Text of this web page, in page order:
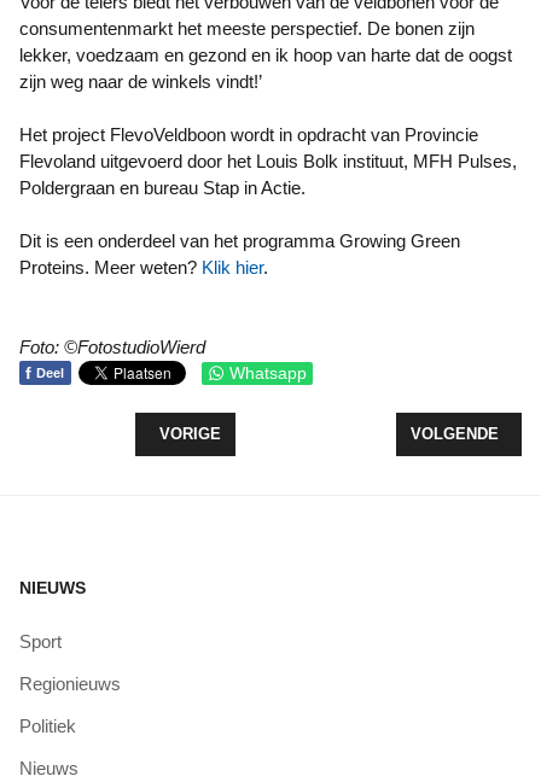
consumentenmarkt het meeste perspectief. De bonen zijn
lekker, voedzaam en gezond en ik hoop van harte dat de oogst
zijn weg naar de winkels vindt!’
Het project FlevoVeldboon wordt in opdracht van Provincie
Flevoland uitgevoerd door het Louis Bolk instituut, MFH Pulses,
Poldergraan en bureau Stap in Actie.
Dit is een onderdeel van het programma Growing Green
Proteins. Meer weten? Klik hier.
Foto: ©FotostudioWierd
f Deel Whatsapp
VORIG ARTIKEL: NIEUWE NOODVERORDENING
VORIGE VOLGENDE
VOLGENDE
NIEUWS
Sport
Regionieuws
Politiek
Nieuws